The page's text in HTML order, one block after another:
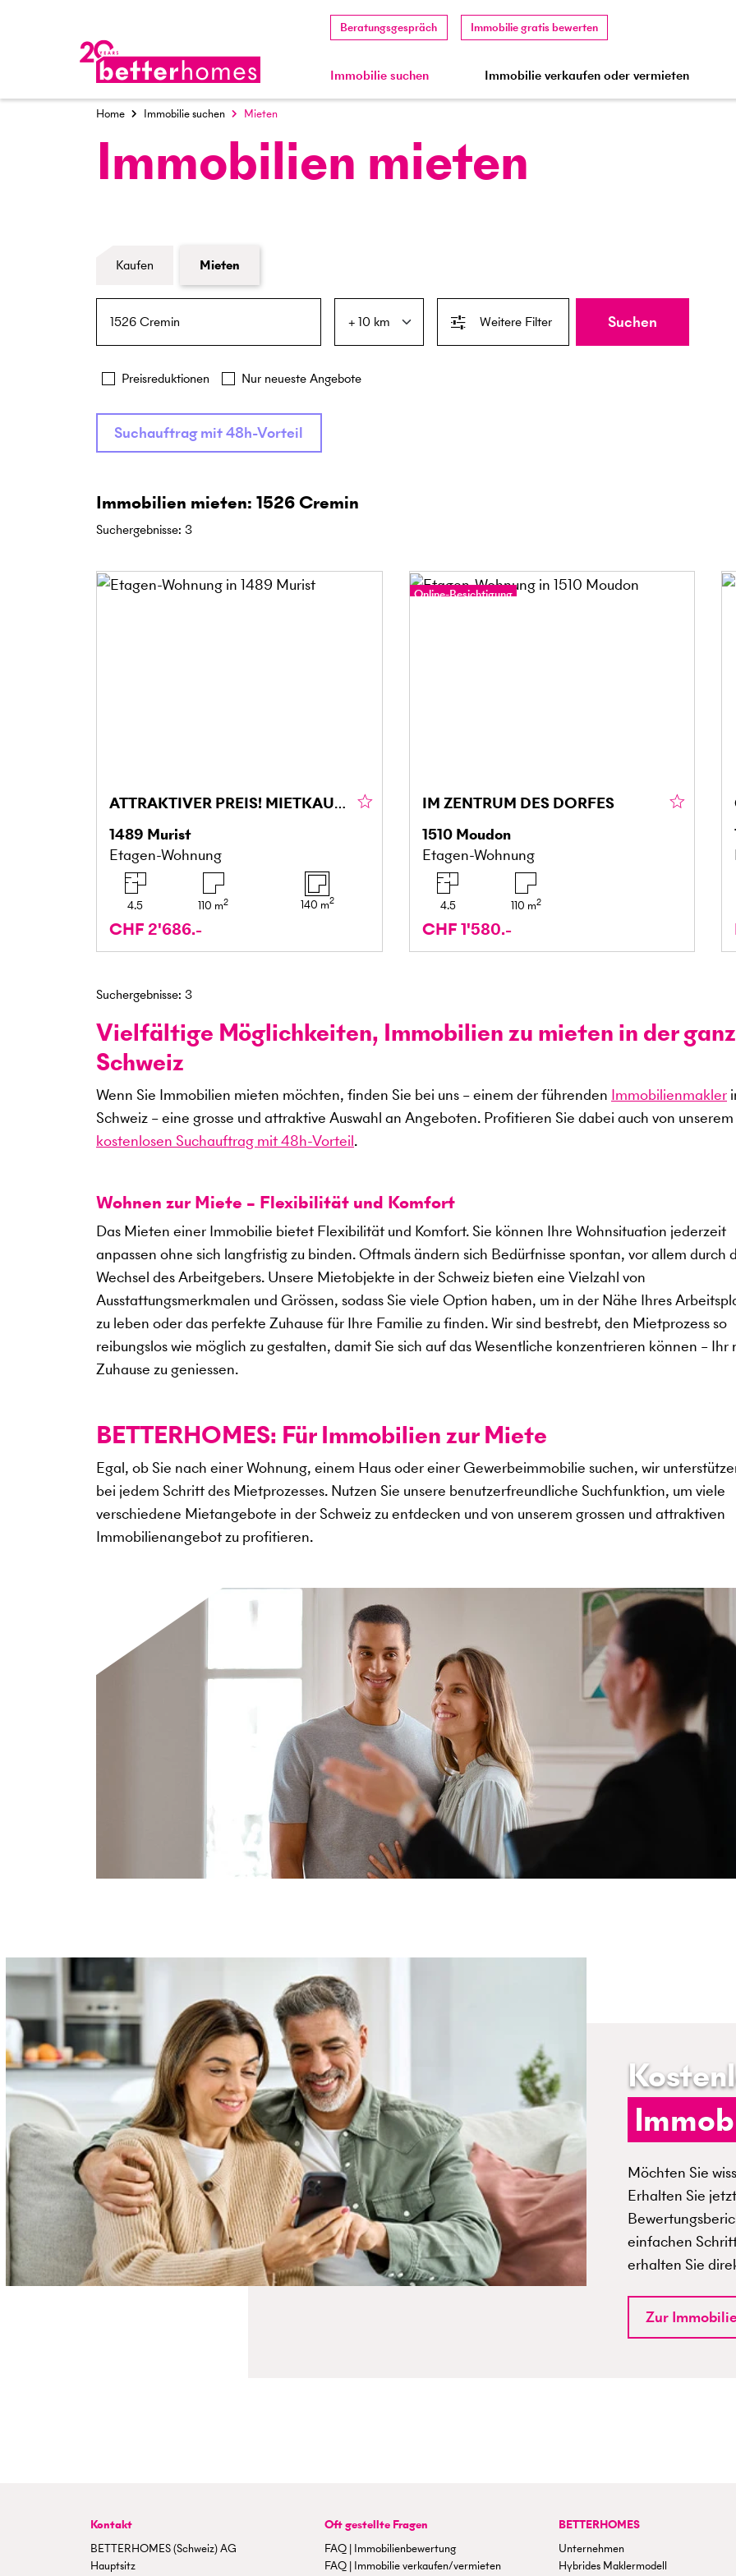
Beratungsgespräch Immobilie gratis bewerten
Immobilie suchen Immobilie verkaufen oder vermieten
Home Immobilie suchen Mieten
Immobilien mieten
Formular Immobiliensuche
Kaufen
Mieten
Weitere Filter
Preisreduktionen Nur neueste Angebote
Suchen
Suchauftrag mit 48h-Vorteil
Immobilien mieten: 1526 Cremin
Suchergebnisse: 3
ATTRAKTIVER PREIS! MIETKAUF NICHT VERPASSEN
1489 Murist
Etagen-Wohnung
4.5 110 m2 140 m2
CHF 2'686.-
Online-Besichtigung
IM ZENTRUM DES DORFES
1510 Moudon
Etagen-Wohnung
4.5 110 m2
CHF 1'580.-
Suchergebnisse: 3
Vielfältige Möglichkeiten, Immobilien zu mieten in der
Schweiz
Wenn Sie Immobilien mieten möchten, finden Sie bei uns – einem der führenden Immobilienmakler
Schweiz – eine grosse und attraktive Auswahl an Angeboten. Profitieren Sie dabei auch von unserem
kostenlosen Suchauftrag mit 48h-Vorteil.
Wohnen zur Miete – Flexibilität und Komfort
Das Mieten einer Immobilie bietet Flexibilität und Komfort. Sie können Ihre Wohnsituation jederzeit
anpassen ohne sich langfristig zu binden. Oftmals ändern sich Bedürfnisse spontan, vor allem durch
Wechsel des Arbeitgebers. Unsere Mietobjekte in der Schweiz bieten eine Vielzahl von
Ausstattungsmerkmalen und Grössen, sodass Sie viele Option haben, um in der Nähe Ihres
zu leben oder das perfekte Zuhause für Ihre Familie zu finden. Wir sind bestrebt, den Mietprozess so
reibungslos wie möglich zu gestalten, damit Sie sich auf das Wesentliche konzentrieren können – Ihr
Zuhause zu geniessen.
BETTERHOMES: Für Immobilien zur Miete
Egal, ob Sie nach einer Wohnung, einem Haus oder einer Gewerbeimmobilie suchen, wir
bei jedem Schritt des Mietprozesses. Nutzen Sie unsere benutzerfreundliche Suchfunktion, um viele
verschiedene Mietangebote in der Schweiz zu entdecken und von unserem grossen und attraktiven
Immobilienangebot zu profitieren.
Möchten Sie
Erhalten Sie
einfachen
erhalten Sie
Zur
Kontakt
BETTERHOMES (Schweiz) AG
Hauptsitz
Oft gestellte Fragen
FAQ | Immobilienbewertung
FAQ | Immobilie verkaufen/vermieten
BETTERHOMES
Unternehmen
Hybrides Maklermodell